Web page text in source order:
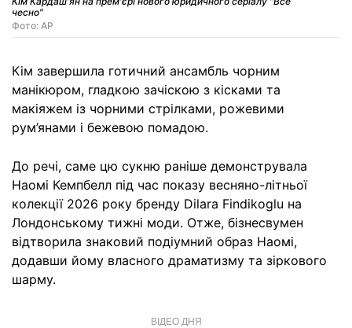
чесно"
Фото: AP
Кім завершила готичний ансамбль чорним
манікюром, гладкою зачіскою з кісками та
макіяжем із чорними стрілками, рожевими
рум’янами і бежевою помадою.
До речі, саме цю сукню раніше демонструвала
Наомі Кемпбелл під час показу весняно-літньої
колекції 2026 року бренду Dilara Findikoglu на
Лондонському тижні моди. Отже, бізнесвумен
відтворила знаковий подіумний образ Наомі,
додавши йому власного драматизму та зіркового
шарму.
ВІДЕО ДНЯ